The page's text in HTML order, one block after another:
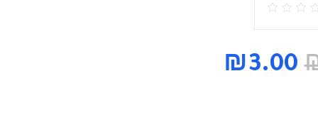
₪3.00